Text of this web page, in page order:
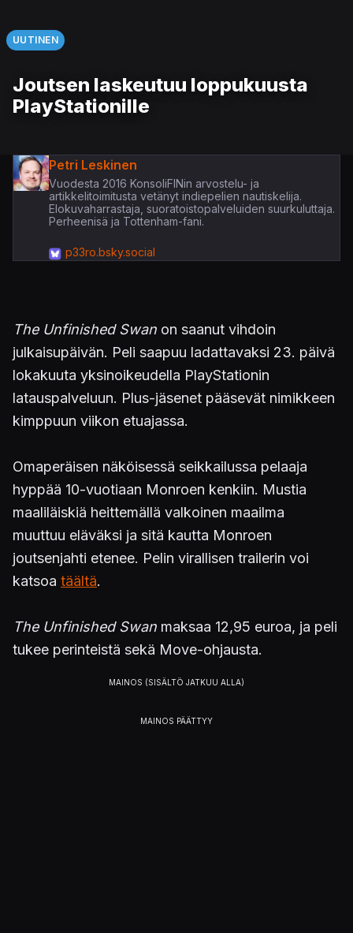
UUTINEN
Joutsen laskeutuu loppukuusta
PlayStationille
Petri Leskinen
Vuodesta 2016 KonsoliFINin arvostelu- ja
artikkelitoimitusta vetänyt indiepelien nautiskelija.
Elokuvaharrastaja, suoratoistopalveluiden suurkuluttaja.
Perheenisä ja Tottenham-fani.
p33ro.bsky.social
The Unfinished Swan on saanut vihdoin
julkaisupäivän. Peli saapuu ladattavaksi 23. päivä
lokakuuta yksinoikeudella PlayStationin
latauspalveluun. Plus-jäsenet pääsevät nimikkeen
kimppuun viikon etuajassa.
Omaperäisen näköisessä seikkailussa pelaaja
hyppää 10-vuotiaan Monroen kenkiin. Mustia
maaliläiskiä heittemällä valkoinen maailma
muuttuu eläväksi ja sitä kautta Monroen
joutsenjahti etenee. Pelin virallisen trailerin voi
katsoa täältä.
The Unfinished Swan maksaa 12,95 euroa, ja peli
tukee perinteistä sekä Move-ohjausta.